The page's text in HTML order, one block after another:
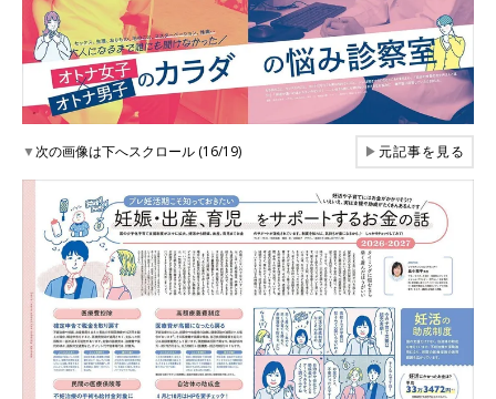
▼次の画像は下へスクロール (16/19) ▶元記事を見る